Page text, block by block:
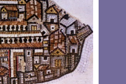
grele, tânărul antrenor,
din antrenamente,
spune ea în
7 COMMENTS